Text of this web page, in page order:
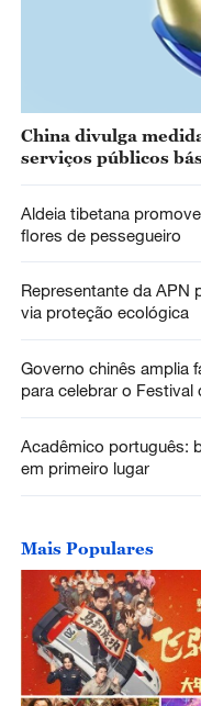
China divulga
serviços públicos
Aldeia tibetana
flores de pessegueiro
Representante da APN
via proteção ecológica
Governo chinês amplia
para celebrar o Festival
Acadêmico português:
em primeiro lugar
Mais Populares